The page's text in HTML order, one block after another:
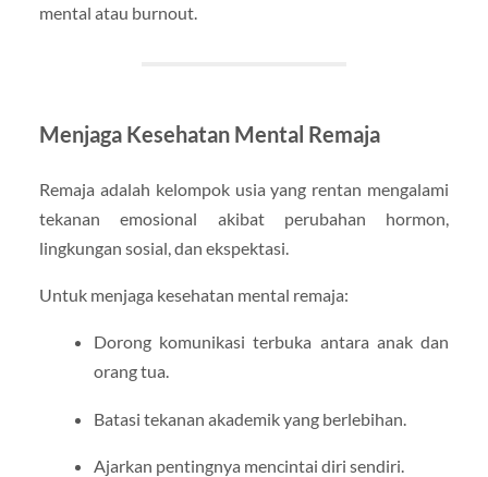
mental atau burnout.
Menjaga Kesehatan Mental Remaja
Remaja adalah kelompok usia yang rentan mengalami
tekanan emosional akibat perubahan hormon,
lingkungan sosial, dan ekspektasi.
Untuk menjaga kesehatan mental remaja:
Dorong komunikasi terbuka antara anak dan
orang tua.
Batasi tekanan akademik yang berlebihan.
Ajarkan pentingnya mencintai diri sendiri.